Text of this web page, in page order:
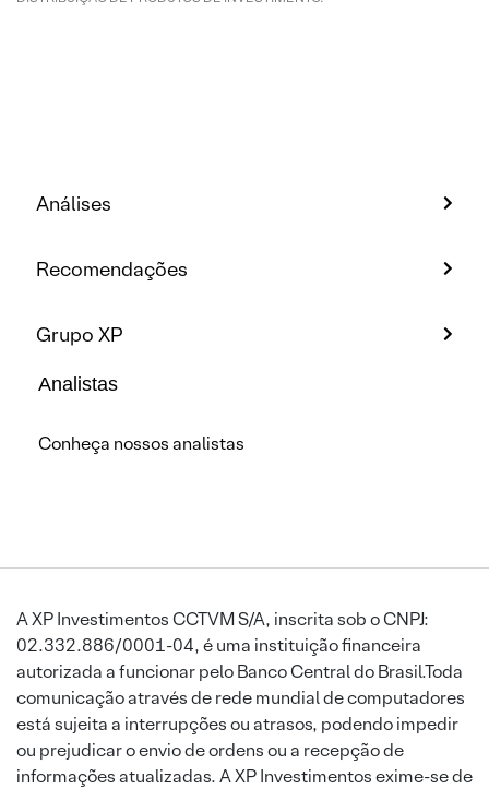
Análises
Recomendações
Grupo XP
Analistas
Conheça nossos analistas
A XP Investimentos CCTVM S/A, inscrita sob o CNPJ:
02.332.886/0001-04, é uma instituição financeira
autorizada a funcionar pelo Banco Central do Brasil.Toda
comunicação através de rede mundial de computadores
está sujeita a interrupções ou atrasos, podendo impedir
ou prejudicar o envio de ordens ou a recepção de
informações atualizadas. A XP Investimentos exime-se de